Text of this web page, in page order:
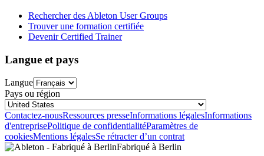
Rechercher des Ableton User Groups
Trouver une formation certifiée
Devenir Certified Trainer
Langue et pays
Langue
Pays ou région
Contactez-nousRessources presseInformations légalesInformations
d'entreprisePolitique de confidentialitéParamètres de
cookiesMentions légalesSe rétracter d’un contrat
Fabriqué à Berlin